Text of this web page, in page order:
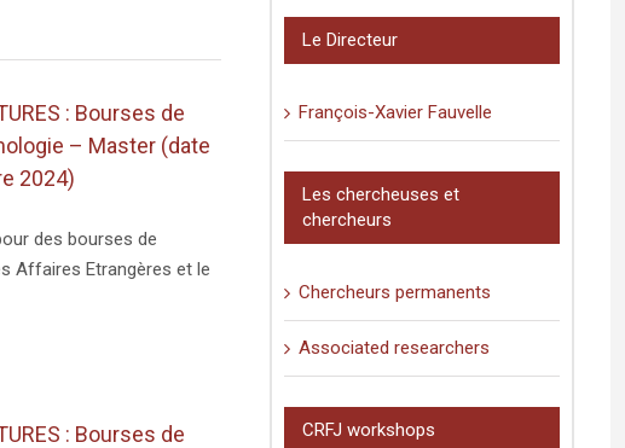
: Bourses de
– Master (date
2024)
des bourses de
Affaires Etrangères et le
: Bourses de
Le Directeur
François-Xavier Fauvelle
Les chercheuses et
chercheurs
Chercheurs permanents
Associated researchers
CRFJ workshops